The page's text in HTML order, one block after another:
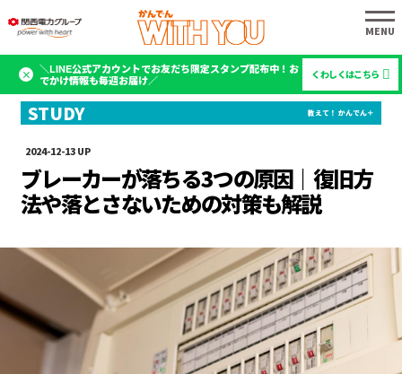
＼LINE公式アカウントでお友だち限定スタンプ配布中！お
でかけ情報も毎週お届け／
くわしくはこちら
2024-12-13
ブレーカーが落ちる3つの原因｜復旧方
法や落とさないための対策も解説